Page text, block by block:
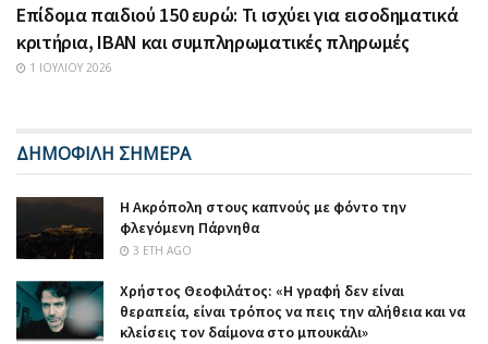
Επίδομα παιδιού 150 ευρώ: Τι ισχύει για εισοδηματικά
κριτήρια, IBAN και συμπληρωματικές πληρωμές
1 ΙΟΥΛΊΟΥ 2026
ΔΗΜΟΦΙΛΗ ΣΗΜΕΡΑ
Η Ακρόπολη στους καπνούς με φόντο την
φλεγόμενη Πάρνηθα
3 ΈΤΗ AGO
Χρήστος Θεοφιλάτος: «Η γραφή δεν είναι
θεραπεία, είναι τρόπος να πεις την αλήθεια και να
κλείσεις τον δαίμονα στο μπουκάλι»